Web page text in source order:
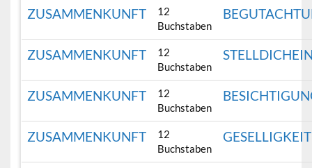
ZUSAMMENKUNFT
12
Buchstaben
ZUSAMMENKUNFT
12
Buchstaben
ZUSAMMENKUNFT
12
Buchstaben
ZUSAMMENKUNFT
12
Buchstaben
GESELLIGKEIT